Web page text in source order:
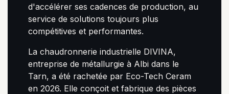
d'accélérer ses cadences de production, au
service de solutions toujours plus
compétitives et performantes.
La chaudronnerie industrielle DIVINA,
entreprise de métallurgie à Albi dans le
Tarn, a été rachetée par Eco-Tech Ceram
en 2026. Elle conçoit et fabrique des pièces